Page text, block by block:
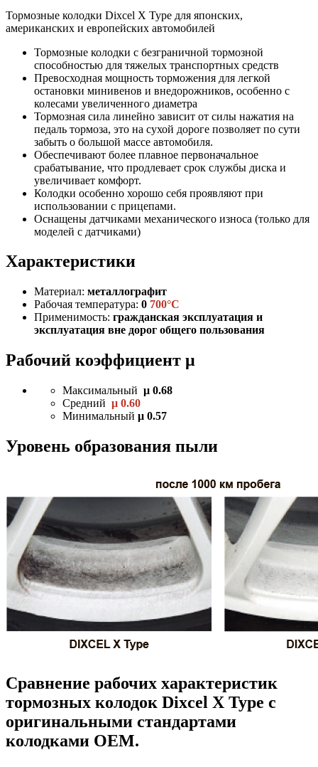
Тормозные колодки Dixcel X Type для японских,
американских и европейских автомобилей
Тормозные колодки с безграничной тормозной
способностью для тяжелых транспортных средств
Превосходная мощность торможения для легкой
остановки минивенов и внедорожников, особенно с
колесами увеличенного диаметра
Тормозная сила линейно зависит от силы нажатия на
педаль тормоза, это на сухой дороге позволяет по сути
забыть о большой массе автомобиля.
Обеспечивают более плавное первоначальное
срабатывание, что продлевает срок службы диска и
увеличивает комфорт.
Колодки особенно хорошо себя проявляют при
использовании с прицепами.
Оснащены датчиками механического износа (только для
моделей с датчиками)
Характеристики
Материал: металлографит
Рабочая температура: 0 700°C
Применимость: гражданская эксплуатация и
эксплуатация вне дорог общего пользования
Рабочий коэффициент μ
Максимальный μ 0.68
Средний μ 0.60
Минимальный μ 0.57
Уровень образования пыли
Сравнение рабочих характеристик
тормозных колодок Dixcel X Type с
оригинальными стандартами
колодками OEM.